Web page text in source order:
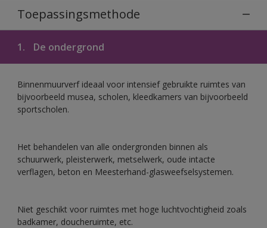
Toepassingsmethode
1. De ondergrond
Binnenmuurverf ideaal voor intensief gebruikte ruimtes van
bijvoorbeeld musea, scholen, kleedkamers van bijvoorbeeld
sportscholen.
Het behandelen van alle ondergronden binnen als
schuurwerk, pleisterwerk, metselwerk, oude intacte
verflagen, beton en Meesterhand-glasweefselsystemen.
Niet geschikt voor ruimtes met hoge luchtvochtigheid zoals
badkamer, doucheruimte, etc.